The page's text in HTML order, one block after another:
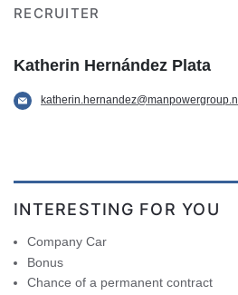
RECRUITER
Katherin Hernández Plata
katherin.hernandez@manpowergroup.nl
INTERESTING FOR YOU
Company Car
Bonus
Chance of a permanent contract